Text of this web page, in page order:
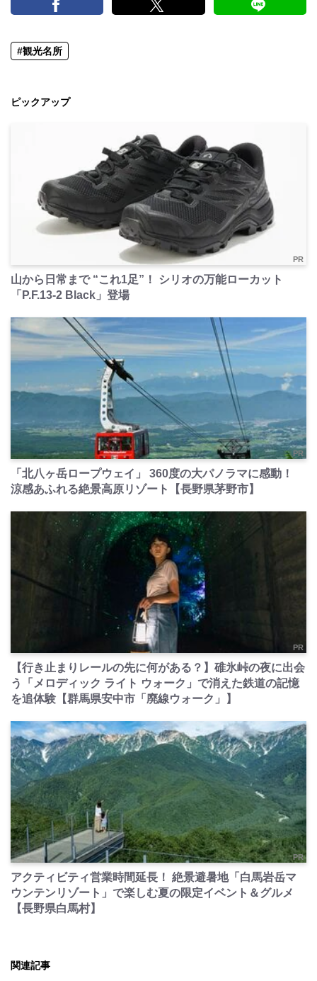
#観光名所
ピックアップ
PR
山から日常まで “これ1足”！ シリオの万能ローカット
「P.F.13-2 Black」登場
PR
「北八ヶ岳ロープウェイ」 360度の大パノラマに感動！
涼感あふれる絶景高原リゾート【長野県茅野市】
PR
【行き止まりレールの先に何がある？】碓氷峠の夜に出会
う「メロディック ライト ウォーク」で消えた鉄道の記憶
を追体験【群馬県安中市「廃線ウォーク」】
PR
アクティビティ営業時間延長！ 絶景避暑地「白馬岩岳マ
ウンテンリゾート」で楽しむ夏の限定イベント＆グルメ
【長野県白馬村】
関連記事